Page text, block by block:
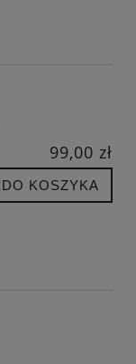
99,00 zł
DO KOSZYKA